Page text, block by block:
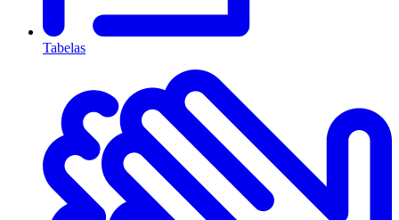
Tabelas